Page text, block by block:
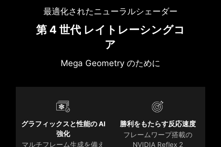
最適化されたニューラルシェーダー
第 4 世代 レイトレーシングコ
ア
Mega Geometry のために
グラフィックスと性能の AI
強化
マルチフレーム生成を備え
勝利をもたらす反応速度
フレームワープ搭載の
NVIDIA Reflex 2